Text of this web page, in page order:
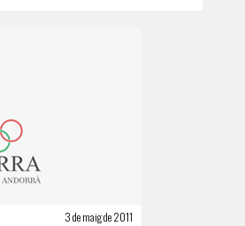
3 de maig de 2011